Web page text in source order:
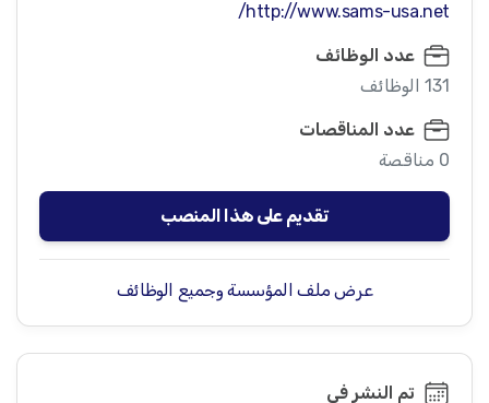
http://www.sams-usa.net/
عدد الوظائف
131 الوظائف
عدد المناقصات
0 مناقصة
تقديم على هذا المنصب
عرض ملف المؤسسة وجميع الوظائف
تم النشر في